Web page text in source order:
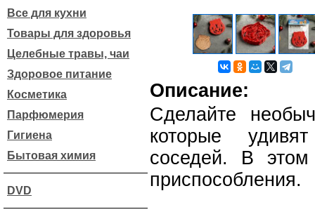
Все для кухни
Товары для здоровья
Целебные травы, чаи
Здоровое питание
Косметика
Парфюмерия
Гигиена
Бытовая химия
DVD
Описание:
Сделайте
которые
соседей. В
приспособления.